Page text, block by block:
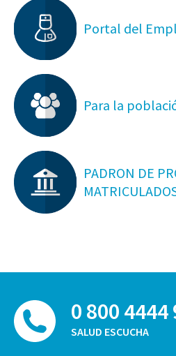
Portal del
Para la
PADRON DE
0 800 4444
SALUD ESCUCHA